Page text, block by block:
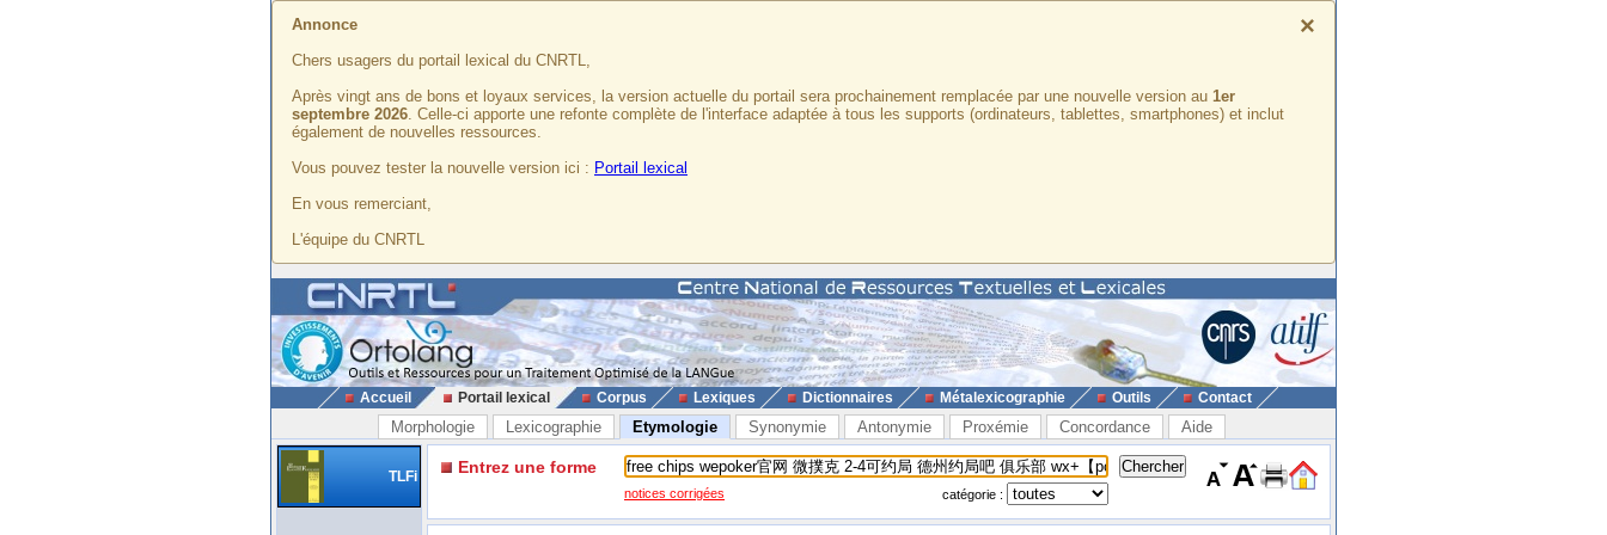
×
Annonce
Chers usagers du portail lexical du CNRTL,
Après vingt ans de bons et loyaux services, la version actuelle du portail sera prochainement remplacée par une nouvelle version au 1er
septembre 2026. Celle-ci apporte une refonte complète de l'interface adaptée à tous les supports (ordinateurs, tablettes, smartphones) et inclut
également de nouvelles ressources.
Vous pouvez tester la nouvelle version ici : Portail lexical
En vous remerciant,
L'équipe du CNRTL
Accueil Portail lexical Corpus Lexiques Dictionnaires Métalexicographie Outils Contact
Morphologie Lexicographie Etymologie Synonymie Antonymie Proxémie Concordance Aide
TLFi Entrez une forme
notices corrigées catégorie :